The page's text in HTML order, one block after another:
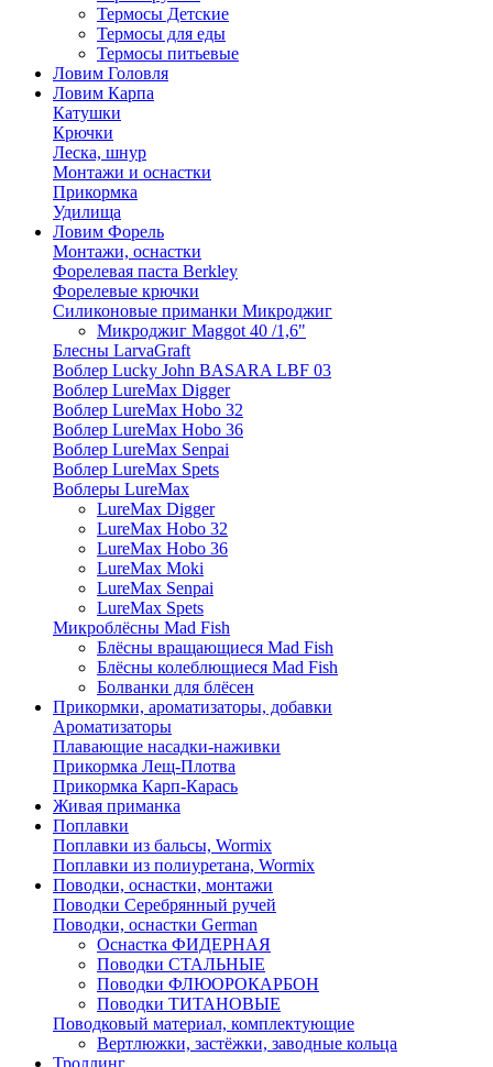
Термосы Детские
Термосы для еды
Термосы питьевые
Ловим Головля
Ловим Карпа
Катушки
Крючки
Леска, шнур
Монтажи и оснастки
Прикормка
Удилища
Ловим Форель
Монтажи, оснастки
Форелевая паста Berkley
Форелевые крючки
Силиконовые приманки Микроджиг
Микроджиг Maggot 40 /1,6"
Блесны LarvaGraft
Воблер Lucky John BASARA LBF 03
Воблер LureMax Digger
Воблер LureMax Hobo 32
Воблер LureMax Hobo 36
Воблер LureMax Senpai
Воблер LureMax Spets
Воблеры LureMax
LureMax Digger
LureMax Hobo 32
LureMax Hobo 36
LureMax Moki
LureMax Senpai
LureMax Spets
Микроблёсны Mad Fish
Блёсны вращающиеся Mad Fish
Блёсны колеблющиеся Mad Fish
Болванки для блёсен
Прикормки, ароматизаторы, добавки
Ароматизаторы
Плавающие насадки-наживки
Прикормка Лещ-Плотва
Прикормка Карп-Карась
Живая приманка
Поплавки
Поплавки из бальсы, Wormix
Поплавки из полиуретана, Wormix
Поводки, оснастки, монтажи
Поводки Серебрянный ручей
Поводки, оснастки German
Оснастка ФИДЕРНАЯ
Поводки СТАЛЬНЫЕ
Поводки ФЛЮОРОКАРБОН
Поводки ТИТАНОВЫЕ
Поводковый материал, комплектующие
Вертлюжки, застёжки, заводные кольца
Троллинг